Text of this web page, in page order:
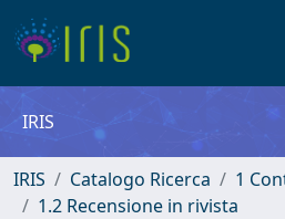
IRIS
IRIS Catalogo Ricerca
1
1.2 Recensione in rivista